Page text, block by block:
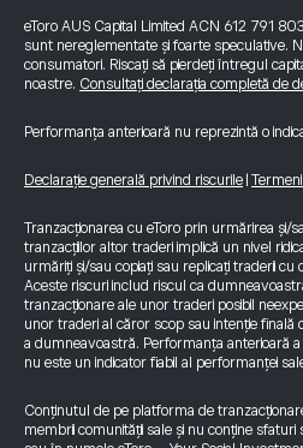
eToro AUS Capital Limited ACN 612 791
sunt nereglementate și foarte speculative.
consumatori. Riscați să pierdeți întregul
noastre. Consultați declarația completă de
Performanța anterioară nu reprezintă o
Declarație generală privind riscurile Termeni
Tranzacționarea cu eToro prin urmărirea și/
tranzacțiilor altor traderi implică un nivel
urmăriți și/sau copiați sau replicați traderii
Aceste riscuri includ riscul ca
tranzacționare ale unor traderi posibil
unor traderi al căror scop sau intenție finală
a dumneavoastră. Performanța anterioară
nu este un indicator fiabil al performanței
Conținutul de pe platforma de
membrii comunității sale și nu conține